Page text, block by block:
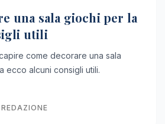
una sala giochi per la
utili
come decorare una sala
ecco alcuni consigli utili.
REDAZIONE